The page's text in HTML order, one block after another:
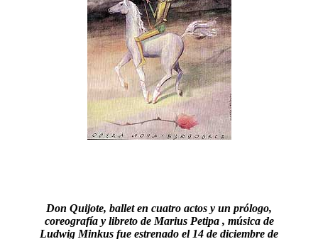
Don Quijote, ballet en cuatro actos y un prólogo,
coreografía y libreto de Marius Petipa , música de
Ludwig Minkus fue estrenado el 14 de diciembre de